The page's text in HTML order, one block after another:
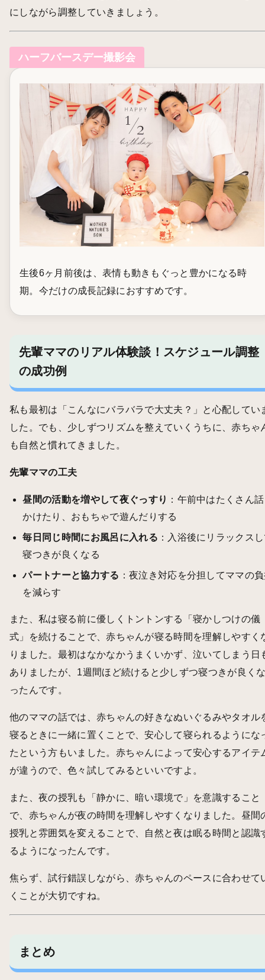
にしながら調整していきましょう。
ハーフバースデー撮影会
生後6ヶ月前後は、表情も動きもぐっと豊かになる時
期。今だけの成長記録におすすめです。
先輩ママのリアル体験談！スケジュール調整
の成功例
私も最初は「こんなにバラバラで大丈夫？」と心配してい
した。でも、少しずつリズムを整えていくうちに、赤ちゃ
も自然と慣れてきました。
先輩ママの工夫
昼間の活動を増やして夜ぐっすり ：午前中はたくさん
かけたり、おもちゃで遊んだりする
毎日同じ時間にお風呂に入れる ：入浴後にリラックス
寝つきが良くなる
パートナーと協力する ：夜泣き対応を分担してママの
を減らす
また、私は寝る前に優しくトントンする「寝かしつけの儀
式」を続けることで、赤ちゃんが寝る時間を理解しやすく
りました。最初はなかなかうまくいかず、泣いてしまう日
ありましたが、1週間ほど続けると少しずつ寝つきが良く
ったんです。
他のママの話では、赤ちゃんの好きなぬいぐるみやタオル
寝るときに一緒に置くことで、安心して寝られるようにな
たという方もいました。赤ちゃんによって安心するアイテ
が違うので、色々試してみるといいですよ。
また、夜の授乳も「静かに、暗い環境で」を意識すること
で、赤ちゃんが夜の時間を理解しやすくなりました。昼間
授乳と雰囲気を変えることで、自然と夜は眠る時間と認識
るようになったんです。
焦らず、試行錯誤しながら、赤ちゃんのペースに合わせて
くことが大切ですね。
まとめ